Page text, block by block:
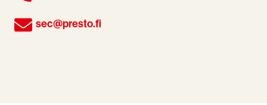
sec@presto.fi